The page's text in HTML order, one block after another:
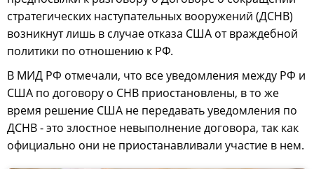
стратегических наступательных вооружений (ДСНВ)
возникнут лишь в случае отказа США от враждебной
политики по отношению к РФ.
В МИД РФ отмечали, что все уведомления между РФ и
США по договору о СНВ приостановлены, в то же
время решение США не передавать уведомления по
ДСНВ - это злостное невыполнение договора, так как
официально они не приостанавливали участие в нем.